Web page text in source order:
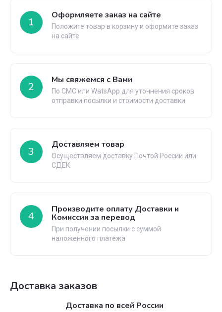
1
Оформляете заказ на сайте
Положите товар в корзину и оформите заказ
на сайте
2
Мы свяжемся с Вами
По СМС или WatsApp для уточнения сроков
отправки посылки и стоимости доставки
3
Доставляем товар
Осуществляем доставку Почтой России или
СДЕК
4
Производите оплату Доставки и
Комиссии за перевод
При получении посылки с суммой
наложенного платежа
Доставка заказов
Доставка по всей России